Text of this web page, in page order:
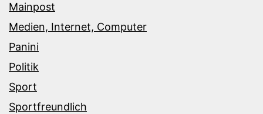
Mainpost
Medien, Internet, Computer
Panini
Politik
Sport
Sportfreundlich